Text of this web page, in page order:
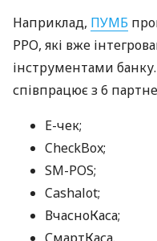
Наприклад, ПУМБ
РРО, які вже
інструментами
співпрацює з 6
E-чек;
CheckBox;
SM-POS;
Cashalot;
ВчасноКаса;